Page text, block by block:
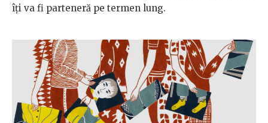
îți va fi parteneră pe termen lung.